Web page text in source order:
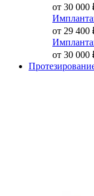
от 30 000
от 29 400
от 30 000